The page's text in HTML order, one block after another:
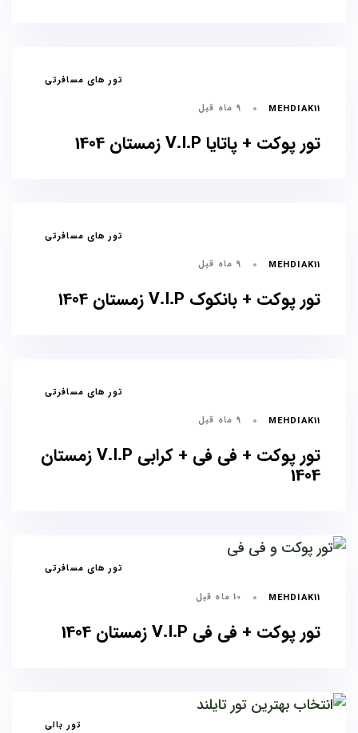
تور های مسافرتی
MEHDIAK11 9 ماه قبل
تور پوکت + پاتایا V.I.P زمستان 1404
تور های مسافرتی
MEHDIAK11 9 ماه قبل
تور پوکت + بانکوک V.I.P زمستان 1404
تور های مسافرتی
MEHDIAK11 9 ماه قبل
تور پوکت + فی فی + کرابی V.I.P زمستان
1404
تور های مسافرتی
MEHDIAK11 10 ماه قبل
تور پوکت + فی فی V.I.P زمستان 1404
تور بالی